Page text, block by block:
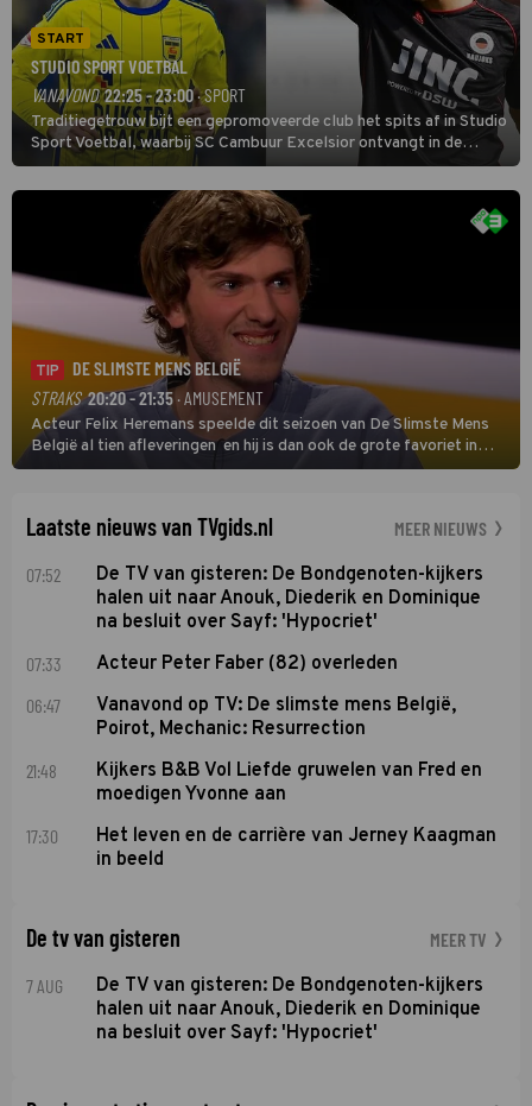
START
STUDIO SPORT VOETBAL
VANAVOND 22:25 - 23:00· SPORT
Traditiegetrouw bijt een gepromoveerde club het spits af in Studio
Sport Voetbal, waarbij SC Cambuur Excelsior ontvangt in de
eerste wedstrijd van het nieuwe Eredivisieseizoen. De nieuwe
oefenmeester is Johan Plat en hij wil aanvallend voetballen.
TIP
DE SLIMSTE MENS BELGIË
STRAKS 20:20 - 21:35· AMUSEMENT
Acteur Felix Heremans speelde dit seizoen van De Slimste Mens
België al tien afleveringen en hij is dan ook de grote favoriet in
deze seizoensfinale. En er is Nederlandse inbreng, want komiek
Laatste nieuws van TVgids.nl MEER NIEUWS
07:52
De TV van gisteren: De Bondgenoten-kijkers
halen uit naar Anouk, Diederik en Dominique
na besluit over Sayf: 'Hypocriet'
07:33 Acteur Peter Faber (82) overleden
06:47
Vanavond op TV: De slimste mens België,
Poirot, Mechanic: Resurrection
21:48
Kijkers B&B Vol Liefde gruwelen van Fred en
moedigen Yvonne aan
17:30
Het leven en de carrière van Jerney Kaagman
in beeld
De tv van gisteren MEER TV
7 AUG
De TV van gisteren: De Bondgenoten-kijkers
halen uit naar Anouk, Diederik en Dominique
na besluit over Sayf: 'Hypocriet'